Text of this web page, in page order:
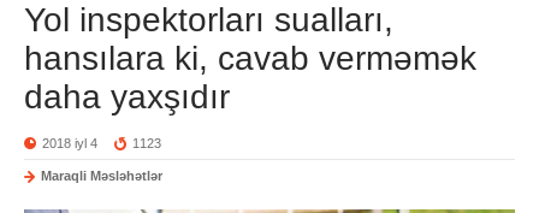
Yol inspektorları sualları,
hansılara ki, cavab verməmək
daha yaxşıdır
2018 iyl 4 1123
Maraqli Məsləhətlər